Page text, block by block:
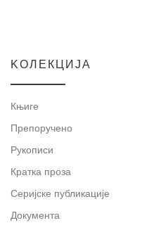
KOЛЕКЦИЈА
Књиге
Препоручено
Рукописи
Кратка проза
Серијске публикације
Документа